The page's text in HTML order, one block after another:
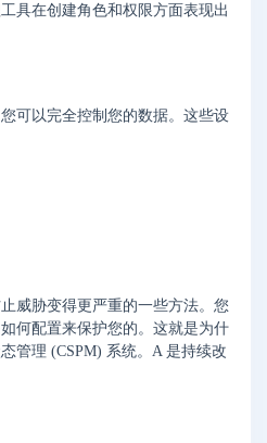
具在创建角色和权限方面表现出
可以完全控制您的数据。这些设
威胁变得更严重的一些方法。您
何配置来保护您的。这就是为什
管理 (CSPM) 系统。A 是持续改